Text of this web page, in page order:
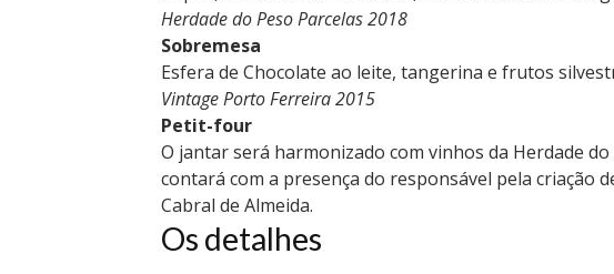
Herdade do Peso Parcelas 2018
Sobremesa
Esfera de Chocolate ao leite, tangerina e frutos
Vintage Porto Ferreira 2015
Petit-four
O jantar será harmonizado com vinhos da Herdade
contará com a presença do responsável pela criação
Cabral de Almeida.
Os detalhes